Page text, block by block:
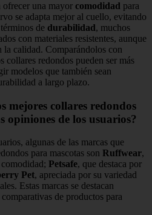
ofrecer una mayor comodidad para
se adapta mejor al cuello, evitando
de durabilidad, muchos
con materiales resistentes, aunque
la calidad. Comparándolos con
collares redondos pueden ser más
modelos que también sean
a largo plazo.
mejores collares redondos
opiniones de los usuarios?
algunas de las marcas que
para mascotas son Ruffwear,
Petsafe, que destaca por
Pet, apreciada por su variedad
Estas marcas se destacan
de productos para